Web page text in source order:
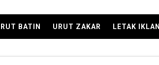
BATIN URUT ZAKAR LETAK